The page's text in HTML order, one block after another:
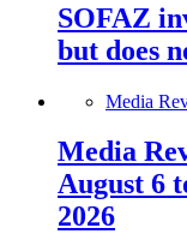
SOFAZ
but does
Media
Media
August 6
2026